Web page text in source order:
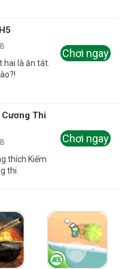
hai là ăn tát.
Chơi ngay
Cương Thi
thích Kiếm
thi.
Chơi ngay